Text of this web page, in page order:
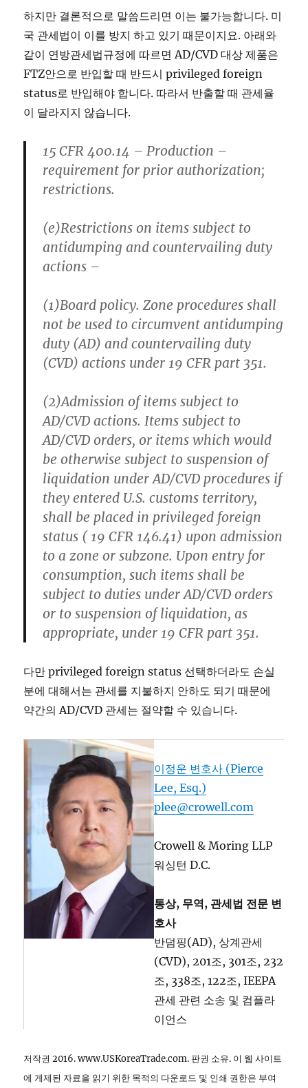
하지만 결론적으로 말씀드리면 이는 불가능합니다. 미
국 관세법이 이를 방지 하고 있기 때문이지요. 아래와
같이 연방관세법규정에 따르면 AD/CVD 대상 제품은
FTZ안으로 반입할 때 반드시 privileged foreign
status로 반입해야 합니다. 따라서 반출할 때 관세율
이 달라지지 않습니다.
15 CFR 400.14 – Production –
requirement for prior authorization;
restrictions.
(e)Restrictions on items subject to
antidumping and countervailing duty
actions –
(1)Board policy. Zone procedures shall
not be used to circumvent antidumping
duty (AD) and countervailing duty
(CVD) actions under 19 CFR part 351.
(2)Admission of items subject to
AD/CVD actions. Items subject to
AD/CVD orders, or items which would
be otherwise subject to suspension of
liquidation under AD/CVD procedures if
they entered U.S. customs territory,
shall be placed in privileged foreign
status ( 19 CFR 146.41) upon admission
to a zone or subzone. Upon entry for
consumption, such items shall be
subject to duties under AD/CVD orders
or to suspension of liquidation, as
appropriate, under 19 CFR part 351.
다만 privileged foreign status 선택하더라도 손실
분에 대해서는 관세를 지불하지 안하도 되기 때문에
약간의 AD/CVD 관세는 절약할 수 있습니다.
이정운 변호사 (Pierce
Lee, Esq.)
plee@crowell.com
Crowell & Moring LLP
워싱턴 D.C.
통상, 무역, 관세법 전문 변
호사
반덤핑(AD), 상계관세
(CVD), 201조, 301조, 232
조, 338조, 122조, IEEPA
관세 관련 소송 및 컴플라
이언스
저작권 2016. www.USKoreaTrade.com. 판권 소유. 이 웹 사이트
에 게제된 자료을 읽기 위한 목적의 다운로드 및 인쇄 권한은 부여